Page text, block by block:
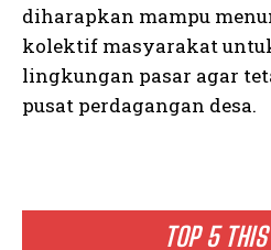
TOP 5
diharapkan mampu
kolektif masyarakat
lingkungan pasar agar
pusat perdagangan desa.